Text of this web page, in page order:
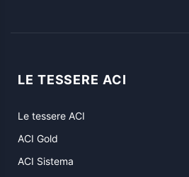
LE TESSERE ACI
Le tessere ACI
ACI Gold
ACI Sistema